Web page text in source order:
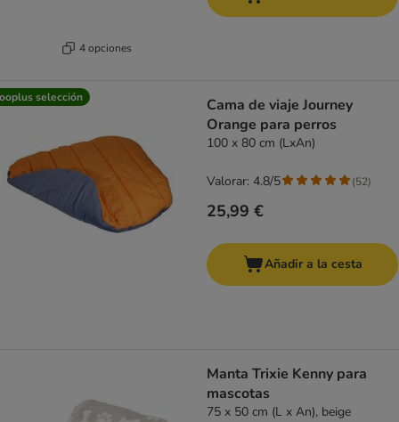
4 opciones
selección
Cama de viaje Journey
Orange para perros
100 x 80 cm (LxAn)
25,99 €
Valorar: 4.8/5 (52)
Añadir a la cesta
Manta Trixie Kenny para
mascotas
75 x 50 cm (L x An), beige